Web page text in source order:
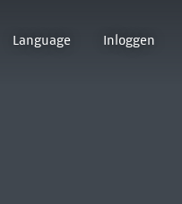
Language Inloggen